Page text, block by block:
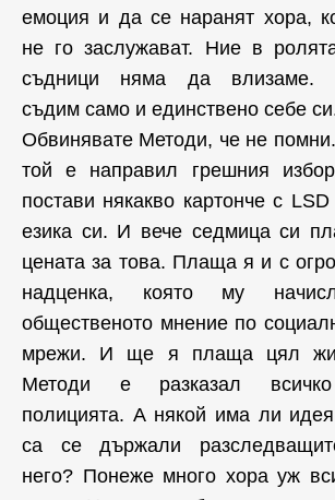
емоция и да се наранят хора,
не го заслужават. Ние в
съдници няма да влизаме.
съдим само и единствено себе
Обвинявате Методи, че не
той е направил грешния
постави някакво картонче с
езика си. И вече седмица си
цената за това. Плаща я и с
надценка, която му
общественото мнение по
мрежи. И ще я плаща цял
Методи е разказал
полицията. А някой има ли
са се държали
него? Понеже много хора уж